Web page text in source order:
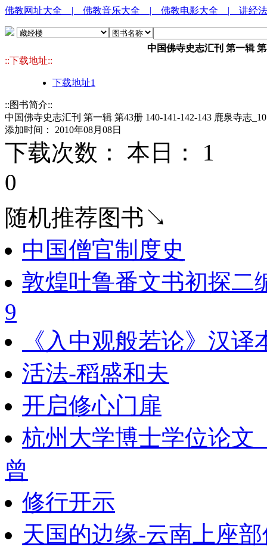
佛教网址大全 | 佛教音乐大全 | 佛教电影大全 | 讲经
中国佛寺史志汇刊 第一辑 第
::下载地址::
下载地址1
::图书简介::
中国佛寺史志汇刊 第一辑 第43册 140-141-142-143 鹿泉寺志
添加时间： 2010年08月08日
下载次数： 本日： 1
0
随机推荐图书↘
中国僧官制度史
敦煌吐鲁番文书初探二
9
《入中观般若论》汉译
活法-稻盛和夫
开启修心门扉
杭州大学博士学位论文
曾
修行开示
天国的边缘-云南上座